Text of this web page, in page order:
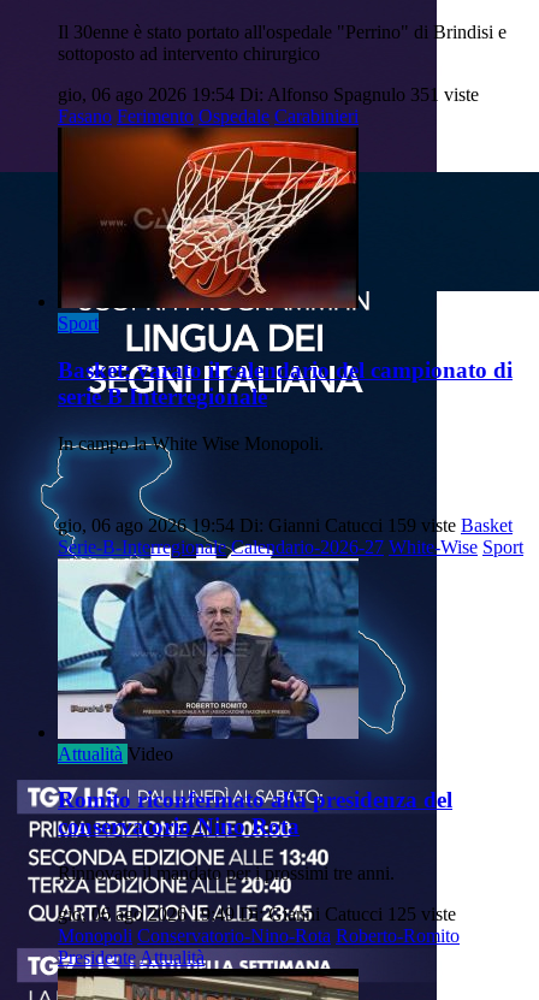
Il 30enne è stato portato all'ospedale "Perrino" di Brindisi e
sottoposto ad intervento chirurgico
gio, 06 ago 2026 19:54 Di: Alfonso Spagnulo 351 viste
Fasano Ferimento Ospedale Carabinieri
Sport
Basket: varato il calendario del campionato di
serie B Interregionale
In campo la White Wise Monopoli.
gio, 06 ago 2026 19:54 Di: Gianni Catucci 159 viste Basket
Serie-B-Interregionale Calendario-2026-27 White-Wise Sport
Attualità Video
Romito riconfermato alla presidenza del
conservatorio Nino Rota
Rinnovato il mandato per i prossimi tre anni.
gio, 06 ago 2026 19:49 Di: Gianni Catucci 125 viste
Monopoli Conservatorio-Nino-Rota Roberto-Romito
PresidenteAttualità